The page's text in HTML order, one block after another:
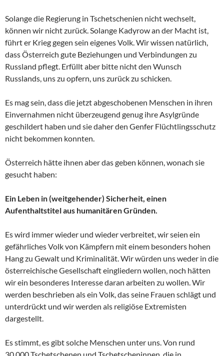
Solange die Regierung in Tschetschenien nicht wechselt,
können wir nicht zurück. Solange Kadyrow an der Macht ist,
führt er Krieg gegen sein eigenes Volk. Wir wissen natürlich,
dass Österreich gute Beziehungen und Verbindungen zu
Russland pflegt. Erfüllt aber bitte nicht den Wunsch
Russlands, uns zu opfern, uns zurück zu schicken.
Es mag sein, dass die jetzt abgeschobenen Menschen in ihren
Einvernahmen nicht überzeugend genug ihre Asylgründe
geschildert haben und sie daher den Genfer Flüchtlingsschutz
nicht bekommen konnten.
Österreich hätte ihnen aber das geben können, wonach sie
gesucht haben:
Ein Leben in (weitgehender) Sicherheit, einen
Aufenthaltstitel aus humanitären Gründen.
Es wird immer wieder und wieder verbreitet, wir seien ein
gefährliches Volk von Kämpfern mit einem besonders hohen
Hang zu Gewalt und Kriminalität. Wir würden uns weder in die
österreichische Gesellschaft eingliedern wollen, noch hätten
wir ein besonderes Interesse daran arbeiten zu wollen. Wir
werden beschrieben als ein Volk, das seine Frauen schlägt und
unterdrückt und wir werden als religiöse Extremisten
dargestellt.
Es stimmt, es gibt solche Menschen unter uns. Von rund